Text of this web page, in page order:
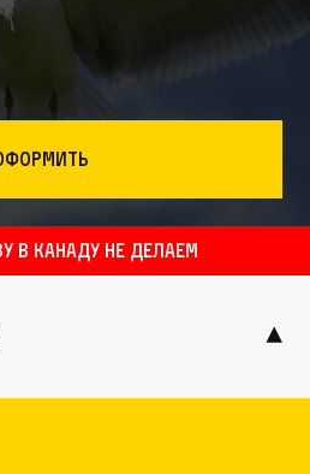
в Канаду НЕ делаем